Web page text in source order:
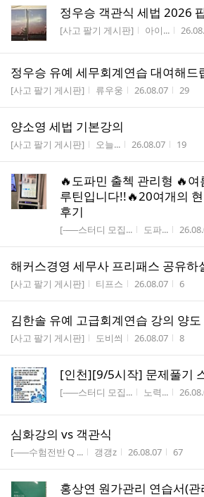
정우승 객관식 세법 2026
게시판명
[사고 팔기 게시판] 작성자
아이... 작성
정우승 유예 세무회계연습 대여해드
게시판명
[사고 팔기 게시판] 작성자
류우웅 작성시간
26.08.07 조회수
29
양소영 세법 기본강의
게시판명
[사고 팔기 게시판] 작성자
오늘... 작성시간
26.08.07 조회수
19
🔥도파민 출첵 관리형 🔥
루틴입니다!!🔥20여개의
후기
게시판명
[-──스터디 모집... 작성자
도파... 작성
해커스경영 세무사 프리패스 공유하
게시판명
[사고 팔기 게시판] 작성자
티프스 작성시간
26.08.07 조회수
6
김한솔 유예 고급회계연습 강의 양
게시판명
[사고 팔기 게시판] 작성자
도비씌 작성시간
26.08.07 조회수
8
[인천][9/5시작] 문제풀기
게시판명
[-──스터디 모집... 작성자
노력... 작성
심화강의 vs 객관식
게시판명
[-──수험전반 Q ... 작성자
갱갱z 작성시간
26.08.07 조회수
67
홍상연 원가관리 연습서(